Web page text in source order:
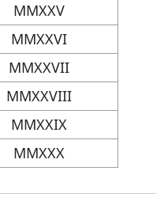
MMXXV
MMXXVI
MMXXVII
MMXXVIII
MMXXIX
MMXXX